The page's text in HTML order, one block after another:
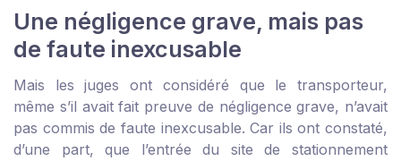
Une négligence grave, mais pas
de faute inexcusable
Mais les juges ont considéré que le transporteur,
même s’il avait fait preuve de négligence grave, n’avait
pas commis de faute inexcusable. Car ils ont constaté,
d’une part, que l’entrée du site de stationnement